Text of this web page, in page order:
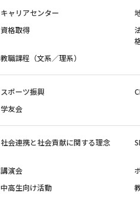
キャリアセンター
資格取得
教職課程（文系／理系）
スポーツ振興
学友会
社会連携と社会貢献に関する理念
講演会
中高生向け活動